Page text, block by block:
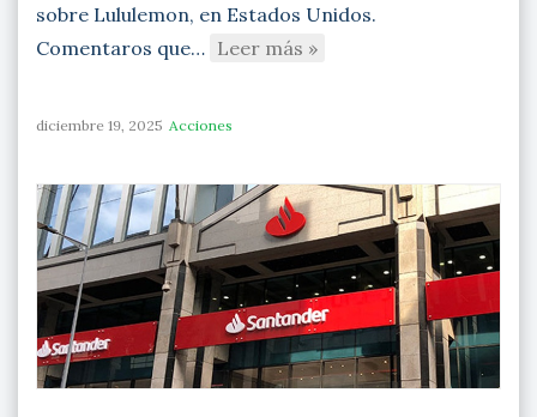
sobre Lululemon, en Estados Unidos.
Comentaros que… Leer más »
diciembre 19, 2025 Acciones